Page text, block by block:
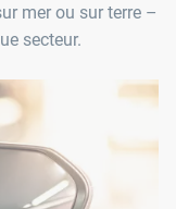
mer ou sur terre –
secteur.